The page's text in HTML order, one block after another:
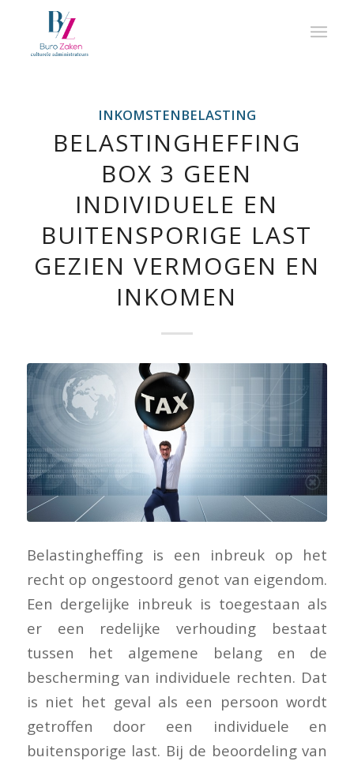
INKOMSTENBELASTING
BELASTINGHEFFING
BOX 3 GEEN
INDIVIDUELE EN
BUITENSPORIGE LAST
GEZIEN VERMOGEN EN
INKOMEN
Belastingheffing is een inbreuk op het
recht op ongestoord genot van eigendom.
Een dergelijke inbreuk is toegestaan als
er een redelijke verhouding bestaat
tussen het algemene belang en de
bescherming van individuele rechten. Dat
is niet het geval als een persoon wordt
getroffen door een individuele en
buitensporige last. Bij de beoordeling van